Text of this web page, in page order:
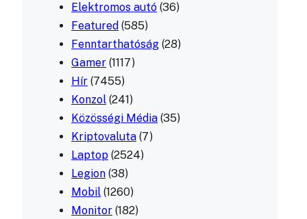
Elektromos autó (36)
Featured (585)
Fenntarthatóság (28)
Gamer (1117)
Hír (7455)
Konzol (241)
Közösségi Média (35)
Kriptovaluta (7)
Laptop (2524)
Legion (38)
Mobil (1260)
Monitor (182)